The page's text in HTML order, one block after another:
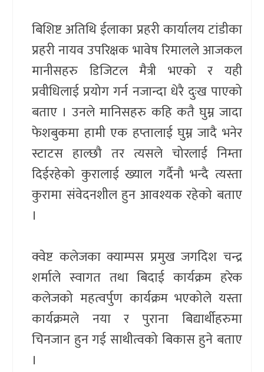
बिशिष्ट अतिथि ईलाका प्रहरी कार्यालय टांडीका
प्रहरी नायव उपरिक्षक भावेष रिमालले आजकल
मानीसहरु डिजिटल मैत्री भएको र यही
प्रवीधिलाई प्रयोग गर्न नजान्दा धेरै दुःख पाएको
बताए । उनले मानिसहरु कहि कतै घुम्न जादा
फेशबुकमा हामी एक हप्तालाई घुम्न जादै भनेर
स्टाटस हाल्छौ तर त्यसले चोरलाई निम्ता
दिईरहेको कुरालाई ख्याल गर्दैनौ भन्दै त्यस्ता
कुरामा संवेदनशील हुन आवश्यक रहेको बताए
।
क्वेष्ट कलेजका क्याम्पस प्रमुख जगदिश चन्द्र
शर्माले स्वागत तथा बिदाई कार्यक्रम हरेक
कलेजको महत्वर्पुण कार्यक्रम भएकोले यस्ता
कार्यक्रमले नया र पुराना बिद्यार्थीहरुमा
चिनजान हुन गई साथीत्वको बिकास हुने बताए
।